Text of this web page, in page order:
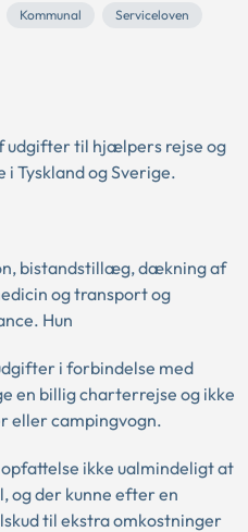
Kommunal
Serviceloven
udgifter til hjælpers rejse og
Tyskland og Sverige.
bistandstillæg, dækning af
og transport og
Hun
i forbindelse med
en billig charterrejse og ikke
eller campingvogn.
ikke ualmindeligt at
og der kunne efter en
til ekstra omkostninger